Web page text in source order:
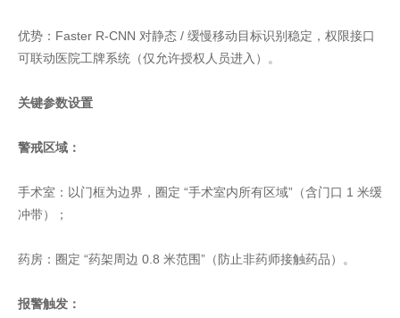
优势：Faster R-CNN 对静态 / 缓慢移动目标识别稳定，权限接口
可联动医院工牌系统（仅允许授权人员进入）。
关键参数设置
警戒区域：
手术室：以门框为边界，圈定 “手术室内所有区域”（含门口 1 米缓
冲带）；
药房：圈定 “药架周边 0.8 米范围”（防止非药师接触药品）。
报警触发：